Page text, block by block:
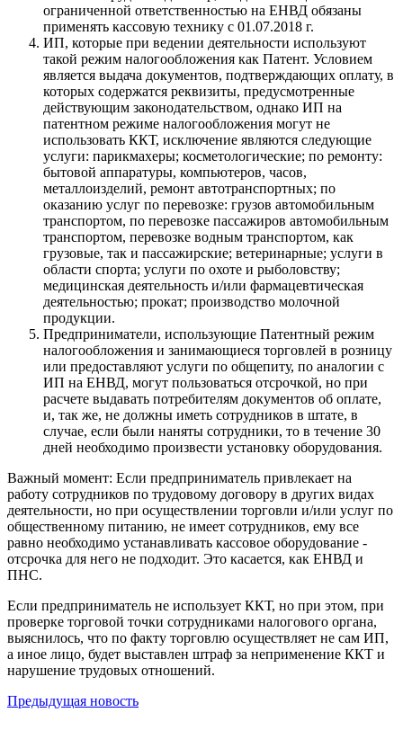
ограниченной ответственностью на ЕНВД обязаны
применять кассовую технику с 01.07.2018 г.
ИП, которые при ведении деятельности используют
такой режим налогообложения как Патент. Условием
является выдача документов, подтверждающих оплату, в
которых содержатся реквизиты, предусмотренные
действующим законодательством, однако ИП на
патентном режиме налогообложения могут не
использовать ККТ, исключение являются следующие
услуги: парикмахеры; косметологические; по ремонту:
бытовой аппаратуры, компьютеров, часов,
металлоизделий, ремонт автотранспортных; по
оказанию услуг по перевозке: грузов автомобильным
транспортом, по перевозке пассажиров автомобильным
транспортом, перевозке водным транспортом, как
грузовые, так и пассажирские; ветеринарные; услуги в
области спорта; услуги по охоте и рыболовству;
медицинская деятельность и/или фармацевтическая
деятельностью; прокат; производство молочной
продукции.
Предприниматели, использующие Патентный режим
налогообложения и занимающиеся торговлей в розницу
или предоставляют услуги по общепиту, по аналогии с
ИП на ЕНВД, могут пользоваться отсрочкой, но при
расчете выдавать потребителям документов об оплате,
и, так же, не должны иметь сотрудников в штате, в
случае, если были наняты сотрудники, то в течение 30
дней необходимо произвести установку оборудования.
Важный момент: Если предприниматель привлекает на
работу сотрудников по трудовому договору в других видах
деятельности, но при осуществлении торговли и/или услуг по
общественному питанию, не имеет сотрудников, ему все
равно необходимо устанавливать кассовое оборудование -
отсрочка для него не подходит. Это касается, как ЕНВД и
ПНС.
Если предприниматель не использует ККТ, но при этом, при
проверке торговой точки сотрудниками налогового органа,
выяснилось, что по факту торговлю осуществляет не сам ИП,
а иное лицо, будет выставлен штраф за неприменение ККТ и
нарушение трудовых отношений.
Предыдущая новость